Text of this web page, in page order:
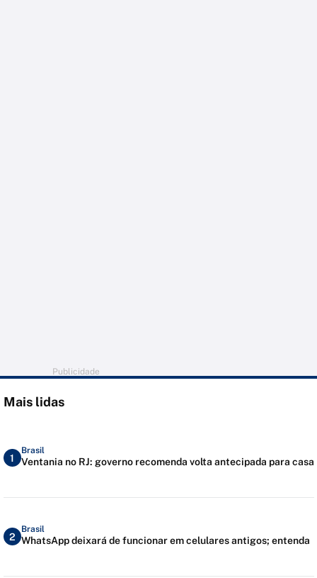
Publicidade
Mais lidas
1
Brasil
Ventania no RJ: governo recomenda volta antecipada para casa
2
Brasil
WhatsApp deixará de funcionar em celulares antigos; entenda